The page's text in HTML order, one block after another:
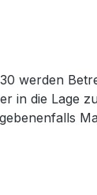
werden
in die Lage